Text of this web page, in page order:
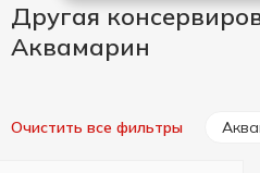
Другая
Аквамарин
Очистить все фильтры